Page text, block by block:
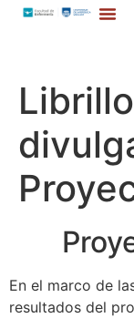
En el marco de
resultados del